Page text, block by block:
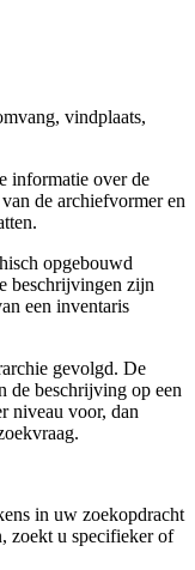
vindplaats,
informatie over de
de archiefvormer en
opgebouwd
beschrijvingen zijn
een inventaris
gevolgd. De
de beschrijving op een
niveau voor, dan
in uw zoekopdracht
zoekt u specifieker of